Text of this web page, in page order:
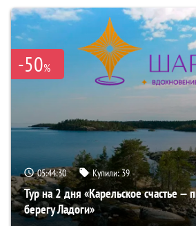
-50%
05:44:29 Купили:39
Тур на 2 дня «Карельское счастье —
берегу Ладоги»